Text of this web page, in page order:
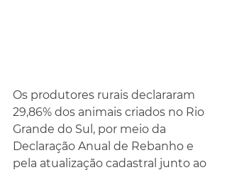
Os produtores rurais declararam
29,86% dos animais criados no Rio
Grande do Sul, por meio da
Declaração Anual de Rebanho e
pela atualização cadastral junto ao